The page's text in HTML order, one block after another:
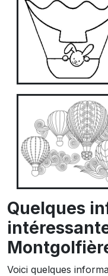
Quelques
Voici quelques